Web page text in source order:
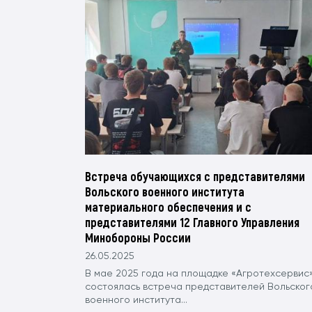
Встреча обучающихся с представителями
Вольского военного института
материального обеспечения и с
представителями 12 Главного Управления
Минобороны России
26.05.2025
В мае 2025 года на площадке
состоялась встреча представителей
военного института...